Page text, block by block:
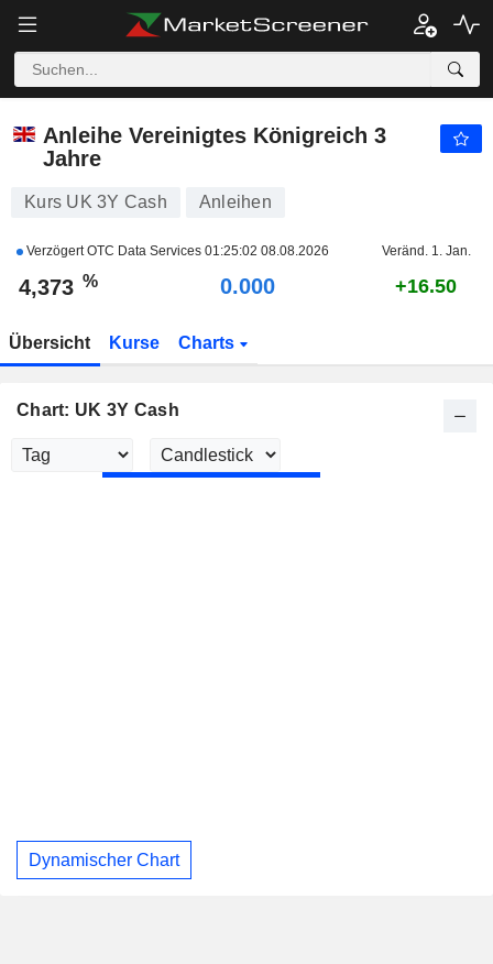
UK 3Y CASH
Anleihe Vereinigtes Königreich 3
Jahre
Kurs UK 3Y Cash Anleihen
Verzögert OTC Data Services 01:25:02 08.08.2026 Veränd. 1. Jan.
4,373 % 0.000 +16.50
Übersicht Kurse Charts
Chart: UK 3Y Cash
Dynamischer Chart